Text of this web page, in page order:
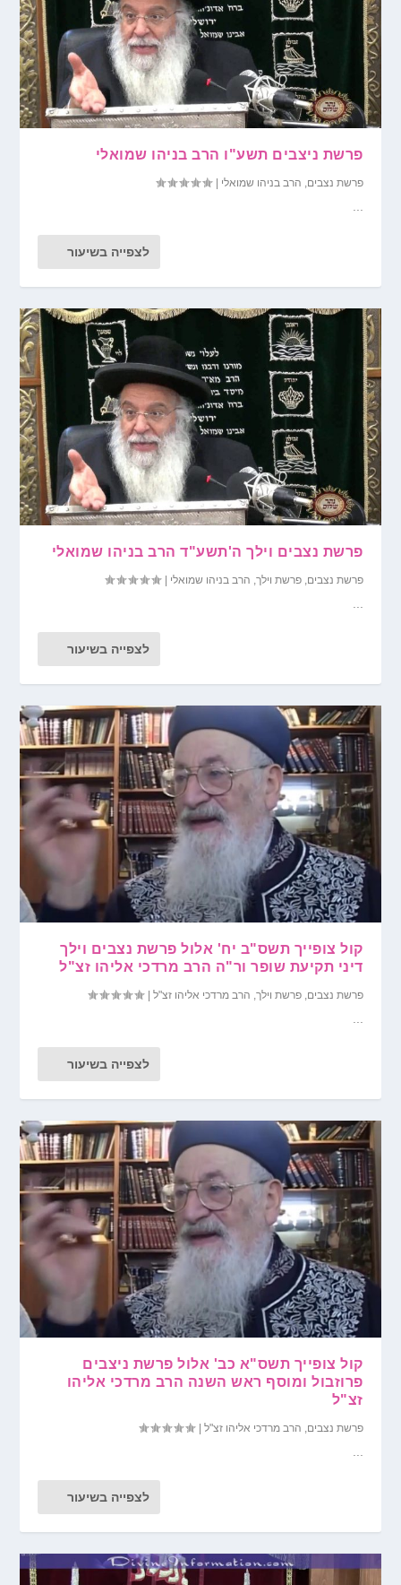
פרשת ניצבים תשע"ו הרב בניהו שמואלי
פרשת נצבים, הרב בניהו שמואלי |
...
לצפייה בשיעור
פרשת נצבים וילך ה'תשע"ד הרב בניהו שמואלי
פרשת נצבים,פרשת וילך, הרב בניהו שמואלי |
לצפייה בשיעור
קול צופייך תשס"ב יח' אלול פרשת נצבים וילך
דיני תקיעת שופר ור"ה הרב מרדכי אליהו זצ"ל
פרשת נצבים,פרשת וילך, הרב מרדכי אליהו זצ"ל |
לצפייה בשיעור
קול צופייך תשס"א כב' אלול פרשת ניצבים
פרוזבול ומוסף ראש השנה הרב מרדכי אליהו
זצ"ל
פרשת נצבים הרב מרדכי אליהו זצ"ל |
לצפייה בשיעור